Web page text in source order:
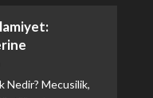
Nedir? Mecusilik,